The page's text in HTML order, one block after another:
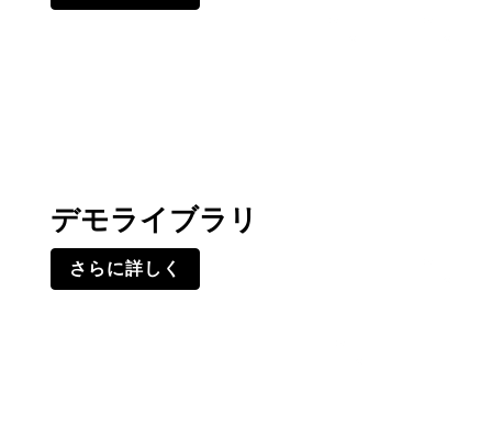
デモライブラリ
さらに詳しく